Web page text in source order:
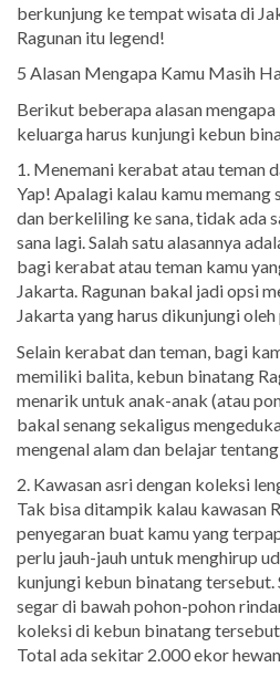
berkunjung ke tempat wisata di
Ragunan itu legend!
5 Alasan Mengapa Kamu Masih
Berikut beberapa alasan
keluarga harus kunjungi kebun
1. Menemani kerabat atau teman
Yap! Apalagi kalau kamu memang
dan berkeliling ke sana, tidak ada
sana lagi. Salah satu alasannya
bagi kerabat atau teman kamu
Jakarta. Ragunan bakal jadi opsi
Jakarta yang harus dikunjungi
Selain kerabat dan teman, bagi
memiliki balita, kebun binatang
menarik untuk anak-anak (atau
bakal senang sekaligus
mengenal alam dan belajar tentang
2. Kawasan asri dengan koleksi
Tak bisa ditampik kalau kawasan
penyegaran buat kamu yang
perlu jauh-jauh untuk menghirup
kunjungi kebun binatang tersebut.
segar di bawah pohon-pohon
koleksi di kebun binatang
Total ada sekitar 2.000 ekor